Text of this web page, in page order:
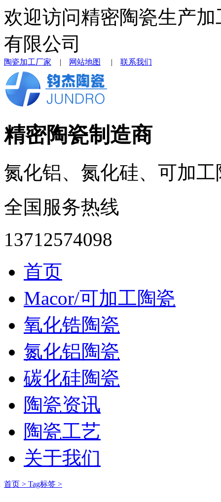
欢迎访问精密陶瓷生产
有限公司
陶瓷加工厂家 | 网站地图 | 联系我们
精密陶瓷制造商
氮化铝、氮化硅、可加
全国服务热线
13712574098
首页
Macor/可加工陶瓷
氧化锆陶瓷
氮化铝陶瓷
碳化硅陶瓷
陶瓷资讯
陶瓷工艺
关于我们
首页 > Tag标签 >